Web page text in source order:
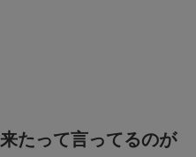
たって言ってるのが